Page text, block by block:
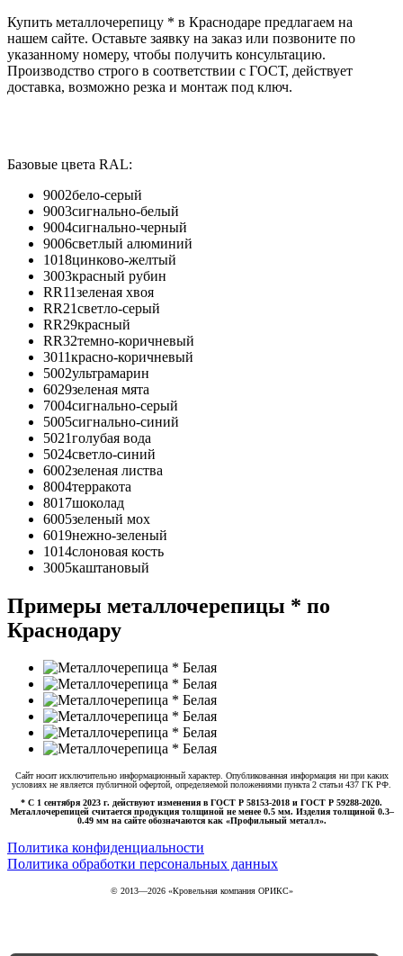
Купить металлочерепицу * в Краснодаре предлагаем на
нашем сайте. Оставьте заявку на заказ или позвоните по
указанному номеру, чтобы получить консультацию.
Производство строго в соответствии с ГОСТ, действует
доставка, возможно резка и монтаж под ключ.
Базовые цвета RAL:
9002бело-серый
9003сигнально-белый
9004сигнально-черный
9006светлый алюминий
1018цинково-желтый
3003красный рубин
RR11зеленая хвоя
RR21светло-серый
RR29красный
RR32темно-коричневый
3011красно-коричневый
5002ультрамарин
6029зеленая мята
7004сигнально-серый
5005сигнально-синий
5021голубая вода
5024светло-синий
6002зеленая листва
8004терракота
8017шоколад
6005зеленый мох
6019нежно-зеленый
1014слоновая кость
3005каштановый
Примеры металлочерепицы * по
Краснодару
Сайт носит исключительно информационный характер. Опубликованная информация ни при каких
условиях не является публичной офертой, определяемой положениями пункта 2 статьи 437 ГК РФ.
* С 1 сентября 2023 г. действуют изменения в ГОСТ Р 58153-2018 и ГОСТ Р 59288-2020.
Металлочерепицей считается продукция толщиной не менее 0.5 мм. Изделия толщиной 0.3–
0.49 мм на сайте обозначаются как «Профильный металл».
Политика конфиденциальности
Политика обработки персональных данных
© 2013—2026«Кровельная компания ОРИКС»